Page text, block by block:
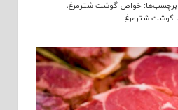
برچسب‌ها:خواص گوشت شترمرغ،
گوشت شترمرغ.